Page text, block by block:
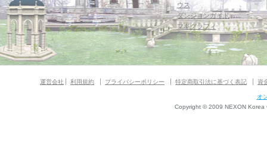
ウス
ダンジョンガイド
マギグラフィ
運営会社 利用規約 プライバシーポリシー 特定商取引法に基づく表記 資
オ
Copyright © 2009 NEXON Korea